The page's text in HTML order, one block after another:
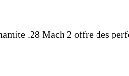
.28 Mach 2 offre des